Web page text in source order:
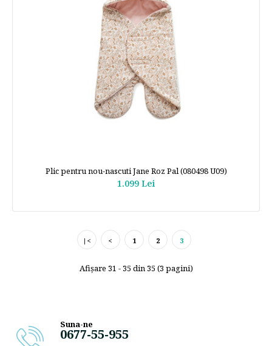
Plic pentru nou-nascuti Jane Roz Pal (080498 U09)
1.099 Lei
|< < 1 2 3
Afişare 31 - 35 din 35 (3 pagini)
Suna-ne
0677-55-955